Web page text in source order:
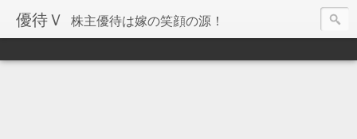
優待Ｖ 株主優待は嫁の笑顔の源！